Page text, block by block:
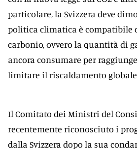
particolare, la Svizzera deve
politica climatica è compatibile
carbonio, ovvero la quantità di
ancora consumare per
limitare il riscaldamento globale
Il Comitato dei Ministri del
recentemente riconosciuto i
dalla Svizzera dopo la sua